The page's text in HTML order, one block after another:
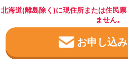
北海道(離島除く)に現住所または住民
ません。
お申し込